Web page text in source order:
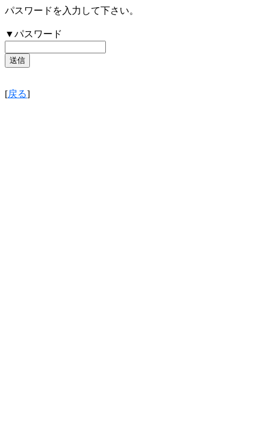
パスワードを入力して下さい。
▼パスワード
[戻る]